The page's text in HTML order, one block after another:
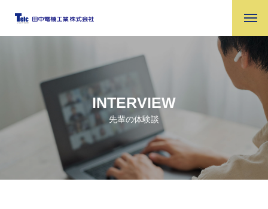
INTERVIEW
先輩の体験談